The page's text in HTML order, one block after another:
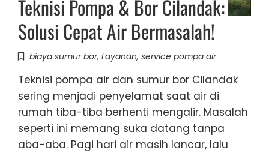
Teknisi Pompa & Bor Cilandak:
Solusi Cepat Air Bermasalah!
biaya sumur bor, Layanan, service pompa air
Teknisi pompa air dan sumur bor Cilandak
sering menjadi penyelamat saat air di
rumah tiba-tiba berhenti mengalir. Masalah
seperti ini memang suka datang tanpa
aba-aba. Pagi hari air masih lancar, lalu